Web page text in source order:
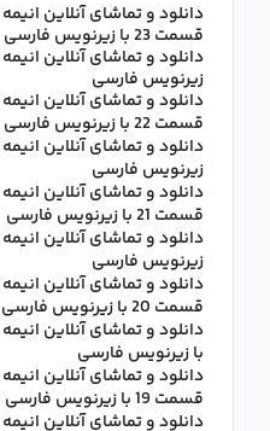
قسمت 23 با زیرنویس فارسی
زیرنویس فارسی
قسمت 22 با زیرنویس فارسی
زیرنویس فارسی
قسمت 21 با زیرنویس فارسی
زیرنویس فارسی
قسمت 20 با زیرنویس فارسی
با زیرنویس فارسی
قسمت 19 با زیرنویس فارسی